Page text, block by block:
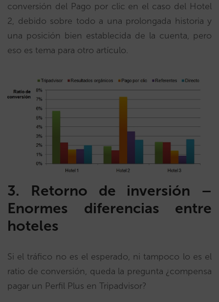
conversión del Pago por clic en el caso del Hotel
2, debido sobre todo a una prolongada historia y
una posición bien establecida de la cuenta, pero
eso es tema para otro artículo.
3.
Retorno de inversión –
Enormes diferencias entre
hoteles
Si el tráfico no es el esperado, ni tampoco lo es el
ratio de conversión, queda la pregunta ¿compensa
pagar un Perfil Plus en Tripadvisor?